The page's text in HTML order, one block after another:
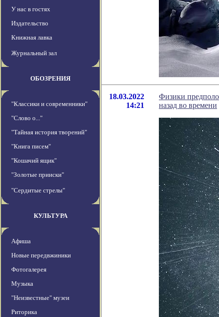
У нас в гостях
Издательство
Книжная лавка
Журнальный зал
ОБОЗРЕНИЯ
"Классики и современники"
"Слово о..."
"Тайная история творений"
"Книга писем"
"Кошачий ящик"
"Золотые прииски"
"Сердитые стрелы"
КУЛЬТУРА
Афиша
Новые передвжиники
Фотогалерея
Музыка
"Неизвестные" музеи
Риторика
18.03.2022
14:21
Физики
назад во времени